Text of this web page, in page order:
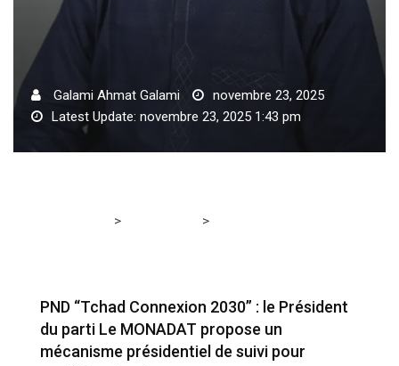
Galami Ahmat Galami
novembre 23, 2025
Latest Update: novembre 23, 2025 1:43 pm
> >
PND “Tchad Connexion 2030” : le Président
du parti Le MONADAT propose un
mécanisme présidentiel de suivi pour